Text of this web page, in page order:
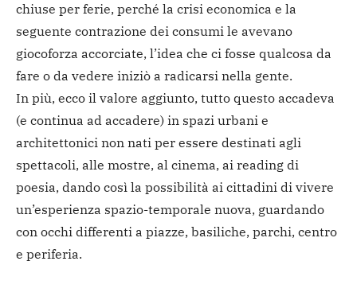
chiuse per ferie, perché la crisi economica e la
seguente contrazione dei consumi le avevano
giocoforza accorciate, l’idea che ci fosse qualcosa da
fare o da vedere iniziò a radicarsi nella gente.
In più, ecco il valore aggiunto, tutto questo accadeva
(e continua ad accadere) in spazi urbani e
architettonici non nati per essere destinati agli
spettacoli, alle mostre, al cinema, ai reading di
poesia, dando così la possibilità ai cittadini di vivere
un’esperienza spazio-temporale nuova, guardando
con occhi differenti a piazze, basiliche, parchi, centro
e periferia.